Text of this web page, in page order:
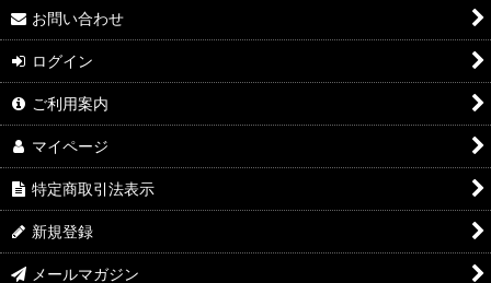
国産カブトムシ
外国産カブトムシ
カナブン・ハナムグリ
奇蟲系
用品
採集個体
フジコン
植田 K
田畑 Y
お問い合わせ
ログイン
ご利用案内
マイページ
特定商取引法表示
新規登録
メールマガジン